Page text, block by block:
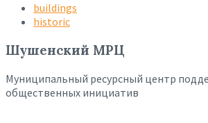
buildings
historic
Шушенский МРЦ
Муниципальный ресурсный центр
общественных инициатив